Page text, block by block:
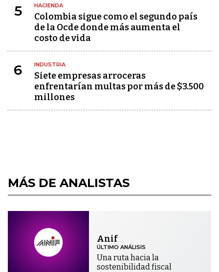
5 HACIENDA
Colombia sigue como el segundo país
de la Ocde donde más aumenta el
costo de vida
6 INDUSTRIA
Siete empresas arroceras
enfrentarían multas por más de $3.500
millones
MÁS DE ANALISTAS
Anif
ÚLTIMO ANÁLISIS
Una ruta hacia la
sostenibilidad fiscal